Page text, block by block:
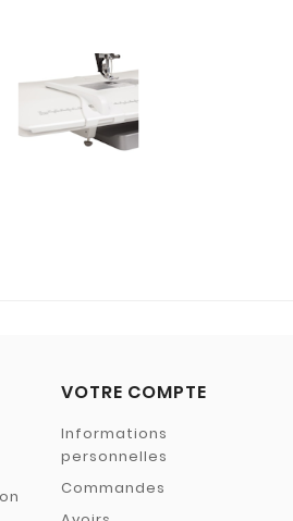
VOTRE COMPTE
Informations
personnelles
Commandes